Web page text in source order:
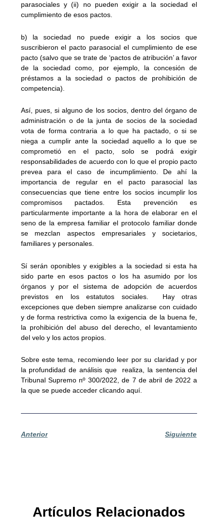
parasociales y (ii) no pueden exigir a la sociedad el
cumplimiento de esos pactos.
b) la sociedad no puede exigir a los socios que
suscribieron el pacto parasocial el cumplimiento de ese
pacto (salvo que se trate de ‘pactos de atribución’ a favor
de la sociedad como, por ejemplo, la concesión de
préstamos a la sociedad o pactos de prohibición de
competencia).
Así, pues, si alguno de los socios, dentro del órgano de
administración o de la junta de socios de la sociedad
vota de forma contraria a lo que ha pactado, o si se
niega a cumplir ante la sociedad aquello a lo que se
comprometió en el pacto, solo se podrá exigir
responsabilidades de acuerdo con lo que el propio pacto
prevea para el caso de incumplimiento. De ahí la
importancia de regular en el pacto parasocial las
consecuencias que tiene entre los socios incumplir los
compromisos pactados. Esta prevención es
particularmente importante a la hora de elaborar en el
seno de la empresa familiar el protocolo familiar donde
se mezclan aspectos empresariales y societarios,
familiares y personales.
Sí serán oponibles y exigibles a la sociedad si esta ha
sido parte en esos pactos o los ha asumido por los
órganos y por el sistema de adopción de acuerdos
previstos en los estatutos sociales. Hay otras
excepciones que deben siempre analizarse con cuidado
y de forma restrictiva como la exigencia de la buena fe,
la prohibición del abuso del derecho, el levantamiento
del velo y los actos propios.
Sobre este tema, recomiendo leer por su claridad y por
la profundidad de análisis que realiza, la sentencia del
Tribunal Supremo nº 300/2022, de 7 de abril de 2022 a
la que se puede acceder clicando aquí.
Anterior Siguiente
Artículos Relacionados